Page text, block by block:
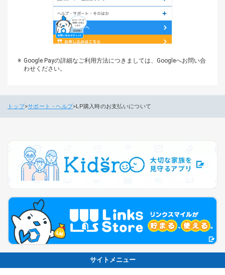
Google Payの詳細なご利用方法につきましては、Googleへお問い合
わせください。
トップ サポート・ヘルプ LP購入時のお支払いについて
サイトメニュー